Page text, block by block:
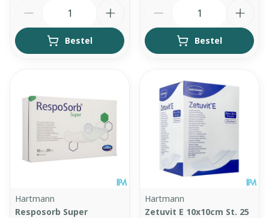
Bestel Bestel
Hartmann
Resposorb Super
Hartmann
Zetuvit E 10x10cm St. 25